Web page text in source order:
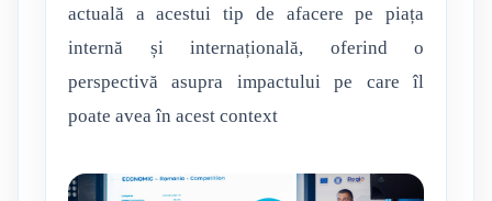
actuală a acestui tip de afacere pe piața
internă și internațională, oferind o
perspectivă asupra impactului pe care îl
poate avea în acest context